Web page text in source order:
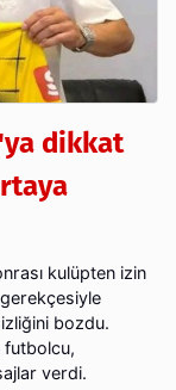
dikkat
kulüpten izin
bozdu.
futbolcu,
verdi.